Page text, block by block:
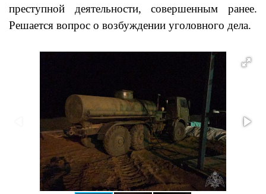
преступной деятельности, совершенным ранее.
Решается вопрос о возбуждении уголовного дела.